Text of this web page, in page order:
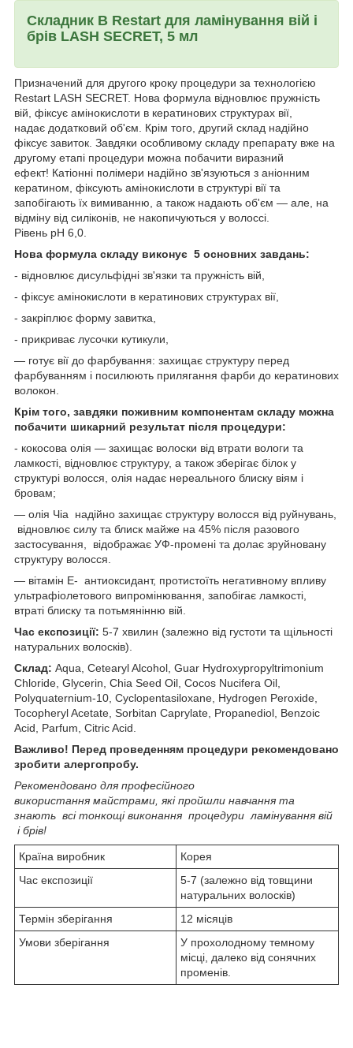
Складник B Restart для ламінування вій і
брів LASH SECRET, 5 мл
Призначений для другого кроку процедури за технологією
Restart LASH SECRET. Нова формула відновлює пружність
вій, фіксує амінокислоти в кератинових структурах вії,
надає додатковий об'єм. Крім того, другий склад надійно
фіксує завиток. Завдяки особливому складу препарату вже на
другому етапі процедури можна побачити виразний
ефект! Катіонні полімери надійно зв'язуються з аніонним
кератином, фіксують амінокислоти в структурі вії та
запобігають їх вимиванню, а також надають об'єм — але, на
відміну від силіконів, не накопичуються у волоссі.
Рівень pH 6,0.
Нова формула складу виконує 5 основних завдань:
- відновлює дисульфідні зв'язки та пружність вій,
- фіксує амінокислоти в кератинових структурах вії,
- закріплює форму завитка,
- прикриває лусочки кутикули,
— готує вії до фарбування: захищає структуру перед
фарбуванням і посилюють прилягання фарби до кератинових
волокон.
Крім того, завдяки поживним компонентам складу можна
побачити шикарний результат після процедури:
- кокосова олія — захищає волоски від втрати вологи та
ламкості, відновлює структуру, а також зберігає білок у
структурі волосся, олія надає нереального блиску віям і
бровам;
— олія Чіа надійно захищає структуру волосся від руйнувань,
відновлює силу та блиск майже на 45% після разового
застосування, відображає УФ-промені та долає зруйновану
структуру волосся.
— вітамін E- антиоксидант, протистоїть негативному впливу
ультрафіолетового випромінювання, запобігає ламкості,
втраті блиску та потьмянінню вій.
Час експозиції: 5-7 хвилин (залежно від густоти та щільності
натуральних волосків).
Склад: Aqua, Cetearyl Alcohol, Guar Hydroxypropyltrimonium
Chloride, Glycerin, Chia Seed Oil, Cocos Nucifera Oil,
Polyquaternium-10, Cyclopentasiloxane, Hydrogen Peroxide,
Tocopheryl Acetate, Sorbitan Caprylate, Propanediol, Benzoic
Acid, Parfum, Citric Acid.
Важливо! Перед проведенням процедури рекомендовано
зробити алергопробу.
Рекомендовано для професійного
використання майстрами, які пройшли навчання та
знають всі тонкощі виконання процедури ламінування вій
і брів!
Країна виробник
Корея
Час експозиції
5-7 (залежно від товщини
натуральних волосків)
Термін зберігання
12 місяців
Умови зберігання
У прохолодному темному
місці, далеко від сонячних
променів.